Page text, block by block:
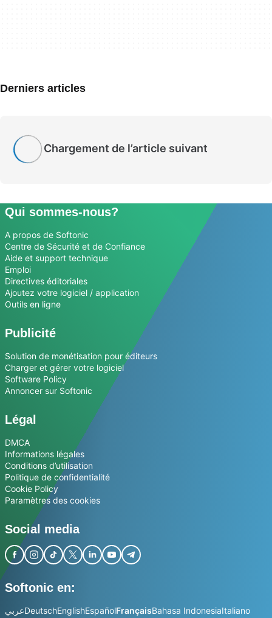
Derniers articles
Chargement de l’article suivant
Qui sommes-nous?
A propos de Softonic
Centre de Sécurité et de Confiance
Aide et support technique
Emploi
Directives éditoriales
Ajoutez votre logiciel / application
Outils en ligne
Publicité
Solution de monétisation pour éditeurs
Charger et gérer votre logiciel
Software Policy
Annoncer sur Softonic
Légal
DMCA
Informations légales
Conditions d’utilisation
Politique de confidentialité
Cookie Policy
Paramètres des cookies
Social media
Softonic en:
عربيDeutschEnglishEspañolFrançaisBahasa IndonesiaItaliano